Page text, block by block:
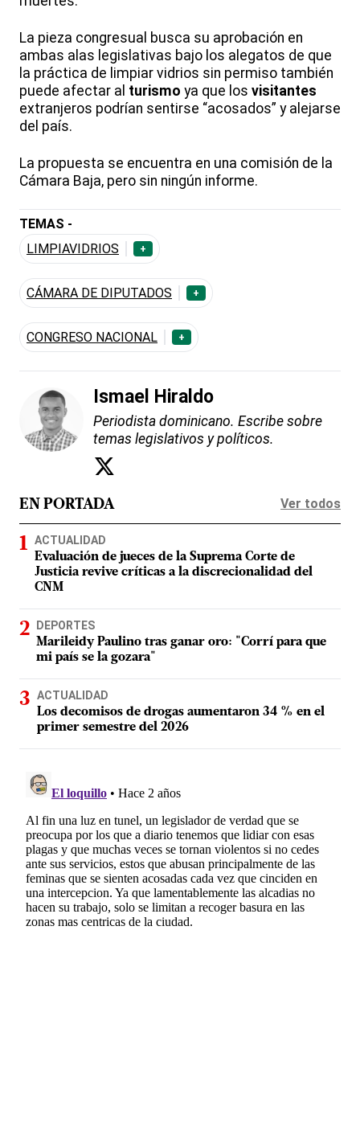
La pieza congresual busca su aprobación en
ambas alas legislativas bajo los alegatos de que
la práctica de limpiar vidrios sin permiso también
puede afectar al turismo ya que los visitantes
extranjeros podrían sentirse “acosados” y alejarse
del país.
La propuesta se encuentra en una comisión de la
Cámara Baja, pero sin ningún informe.
TEMAS -
LIMPIAVIDRIOS
+
CÁMARA DE DIPUTADOS +
CONGRESO NACIONAL +
Ismael Hiraldo
Periodista dominicano. Escribe sobre
temas legislativos y políticos.
EN PORTADA Ver todos
ACTUALIDAD
Evaluación de jueces de la Suprema Corte de
Justicia revive críticas a la discrecionalidad del
CNM
DEPORTES
Marileidy Paulino tras ganar oro: "Corrí para que
mi país se la gozara"
ACTUALIDAD
Los decomisos de drogas aumentaron 34 % en el
primer semestre del 2026